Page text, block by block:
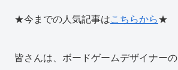
★今までの人気記事はこちらから★
皆さんは、ボードゲームデザイナーの